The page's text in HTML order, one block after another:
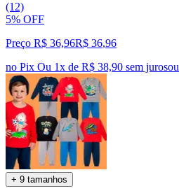
(12)
5% OFF
Preço R$ 36,96R$ 36,96
no Pix Ou 1x de R$ 38,90 sem jurosou
+ 9 tamanhos